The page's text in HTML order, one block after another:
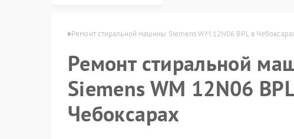
в Чебоксарах Ремонт стиральной машины Siemens WM 12N06 BPL в
Ремонт стиральной
Siemens WM 12N06
Чебоксарах